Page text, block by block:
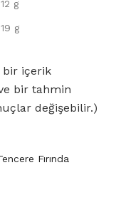
12 g
19 g
bir içerik
bir tahmin
değişebilir.)
Fırında